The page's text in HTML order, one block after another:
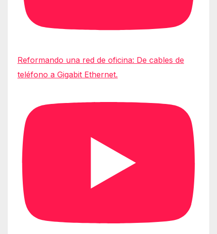
Reformando una red de oficina: De cables de
teléfono a Gigabit Ethernet.